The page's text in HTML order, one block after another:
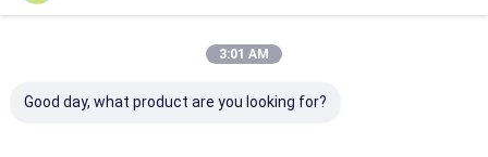
সাইটম্যাপ
গোপনীয়তা নীতি
চীন কারখানা.Copyright © 2026 Hunan Chalong Fly
Technology Co., Ltd.. All Rights Reserved.
3:01 AM
Good day, what product are you looking for?